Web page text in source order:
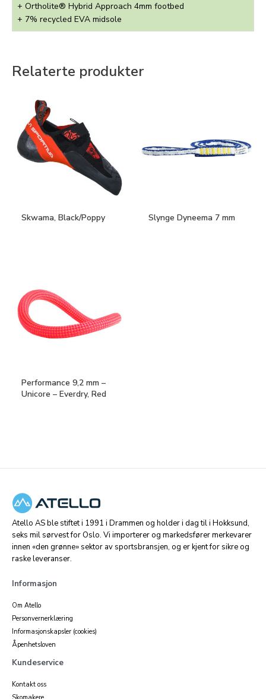
+ Ortholite® Hybrid Approach 4mm footbed
+ 7% recycled EVA midsole
Relaterte produkter
Skwama, Black/Poppy Slynge Dyneema 7 mm
Performance 9,2 mm –
Unicore – Everdry, Red
Atello AS ble stiftet i 1991 i Drammen og holder i dag til i Hokksund,
seks mil sørvest for Oslo. Vi importerer og markedsfører merkevarer
innen «den grønne» sektor av sportsbransjen, og er kjent for sikre og
raske leveranser.
Informasjon
Om Atello
Personvernerklæring
Informasjonskapsler (cookies)
Åpenhetsloven
Kundeservice
Kontakt oss